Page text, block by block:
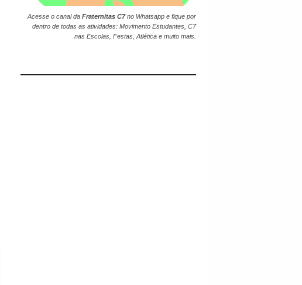
Acesse o canal da Fraternitas C7no Whatsappe fique por
dentro de todas as atividades: Movimento Estudantes, C7
nas Escolas, Festas, Atlética e muito mais.